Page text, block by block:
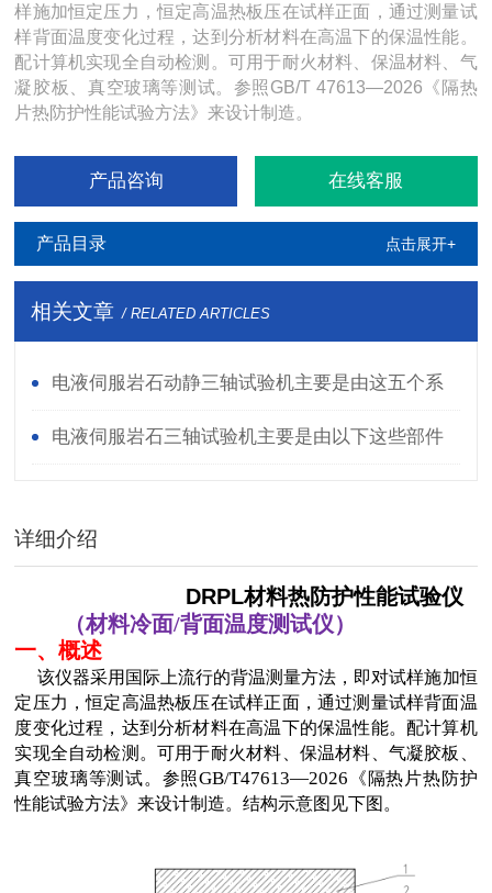
样施加恒定压力，恒定高温热板压在试样正面，通过测量试
样背面温度变化过程，达到分析材料在高温下的保温性能。
配计算机实现全自动检测。可用于耐火材料、保温材料、气
凝胶板、真空玻璃等测试。参照GB/T 47613—2026《隔热
片热防护性能试验方法》来设计制造。
产品咨询 在线客服
产品目录 点击展开+
相关文章 / RELATED ARTICLES
电液伺服岩石动静三轴试验机主要是由这五个系
统组成的
电液伺服岩石三轴试验机主要是由以下这些部件
详细介绍
DRPL材料热防护性能试验仪
（材料冷面/背面温度测试仪）
一、概述
该仪器采用国际上流行的背温测量方法，即对试样施加恒
定压力，恒定高温热板压在试样正面，通过测量试样背面温
度变化过程，达到分析材料在高温下的保温性能。配计算机
实现全自动检测。可用于耐火材料
保温材料 气凝胶板
真空玻璃等测试。 参照GB/T47613—2026 《隔热片热防护
性能试验方法》来设计制造。结构示意图见下图。